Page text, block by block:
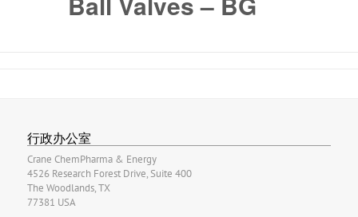
行政办公室
Crane ChemPharma & Energy
4526 Research Forest Drive, Suite 400
The Woodlands, TX
77381 USA